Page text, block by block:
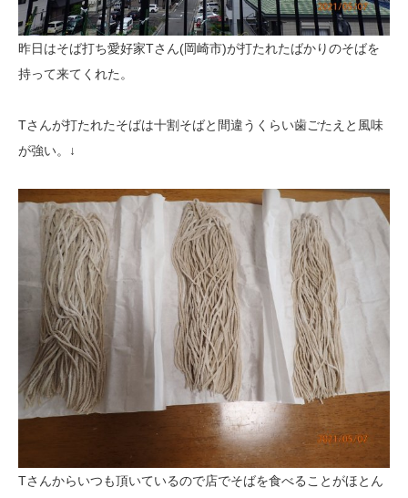
昨日はそば打ち愛好家Tさん(岡崎市)が打たれたばかりのそばを
持って来てくれた。
Tさんが打たれたそばは十割そばと間違うくらい歯ごたえと風味
が強い。↓
Tさんからいつも頂いているので店でそばを食べることがほとん